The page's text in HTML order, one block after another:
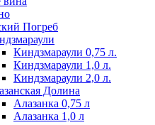
Погреб
Киндзмараули 0,75 л.
Киндзмараули 1,0 л.
Киндзмараули 2,0 л.
Долина
Алазанка 0,75 л
Алазанка 1,0 л